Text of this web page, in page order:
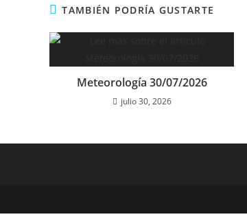
TAMBIÉN PODRÍA GUSTARTE
Meteorología 30/07/2026
julio 30, 2026